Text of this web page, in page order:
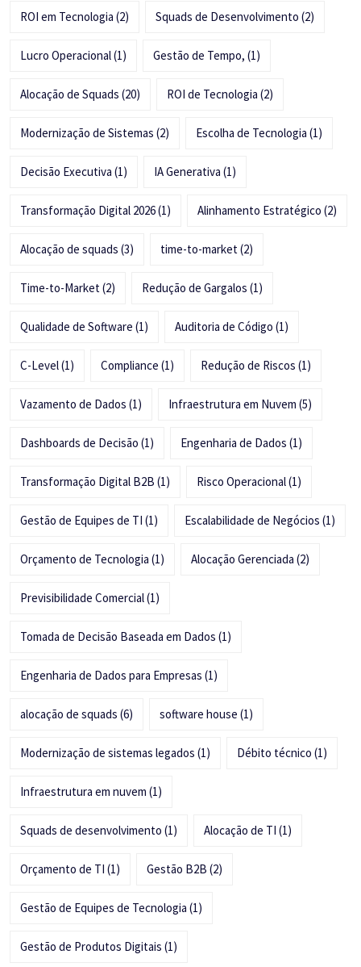
ROI em Tecnologia (2) Squads de Desenvolvimento (2)
Lucro Operacional(1) Gestão de Tempo, (1)
Alocação de Squads (20) ROI de Tecnologia (2)
Modernização de Sistemas (2) Escolha de Tecnologia (1)
Decisão Executiva (1) IA Generativa (1)
Transformação Digital 2026(1) Alinhamento Estratégico (2)
Alocação de squads (3) time-to-market(2)
Time-to-Market(2) Redução de Gargalos (1)
Qualidade de Software (1) Auditoria de Código (1)
C-Level(1) Compliance (1) Redução de Riscos (1)
Vazamento de Dados (1) Infraestrutura em Nuvem (5)
Dashboards de Decisão (1) Engenharia de Dados (1)
Transformação Digital B2B (1) Risco Operacional(1)
Gestão de Equipes de TI (1) Escalabilidade de Negócios (1)
Orçamento de Tecnologia (1) Alocação Gerenciada (2)
Previsibilidade Comercial(1)
Tomada de Decisão Baseada em Dados (1)
Engenharia de Dados para Empresas (1)
alocação de squads (6) software house (1)
Modernização de sistemas legados (1) Débito técnico (1)
Infraestrutura em nuvem (1)
Squads de desenvolvimento (1) Alocação de TI (1)
Orçamento de TI (1) Gestão B2B (2)
Gestão de Equipes de Tecnologia (1)
Gestão de Produtos Digitais (1)